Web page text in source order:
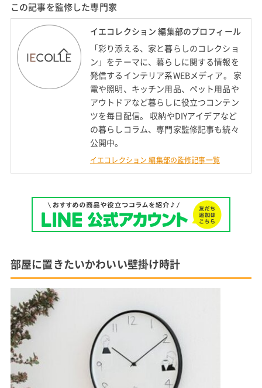
この記事を監修した専門家
イエコレクション 編集部のプロフィール
「彩り添える、家と暮らしのコレクショ
ン」をテーマに、暮らしに関する情報を
発信するインテリア系WEBメディア。 家
電や照明、キッチン用品、ペット用品や
アウトドアなど暮らしに役立つコンテン
ツを毎日配信。 収納やDIYアイデアなど
の暮らしコラム、専門家監修記事も続々
公開中。
イエコレクション 編集部の監修記事一覧
部屋に置きたいかわいい壁掛け時計